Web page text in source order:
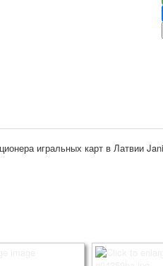
игральных карт в Латвии